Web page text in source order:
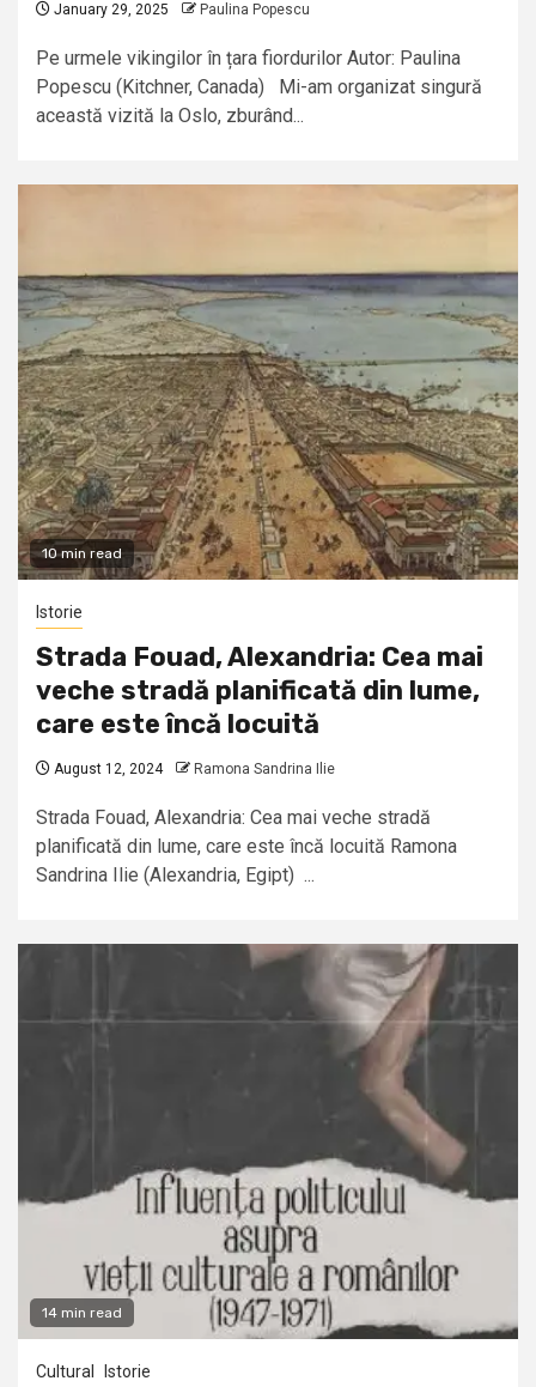
January 29, 2025 Paulina Popescu
Pe urmele vikingilor în țara fiordurilor Autor: Paulina
Popescu (Kitchner, Canada) Mi-am organizat singură
această vizită la Oslo, zburând...
10 min read
Istorie
Strada Fouad, Alexandria: Cea mai
veche stradă planificată din lume,
care este încă locuită
August 12, 2024 Ramona Sandrina Ilie
Strada Fouad, Alexandria: Cea mai veche stradă
planificată din lume, care este încă locuită Ramona
Sandrina Ilie (Alexandria, Egipt) ...
14 min read
Cultural Istorie